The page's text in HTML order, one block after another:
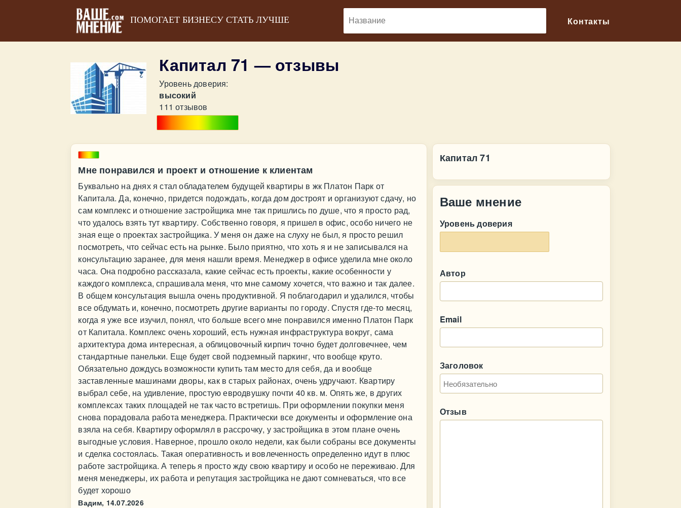
ПОМОГАЕТ БИЗНЕСУ СТАТЬ ЛУЧШЕ Контакты
Капитал 71 — отзывы
Уровень доверия:
высокий
111 отзывов
Мне понравился и проект и отношение к клиентам
Буквально на днях я стал обладателем будущей квартиры в жк Платон Парк от
Капитала. Да, конечно, придется подождать, когда дом достроят и организуют сдачу, но
сам комплекс и отношение застройщика мне так пришлись по душе, что я просто рад,
что удалось взять тут квартиру. Собственно говоря, я пришел в офис, особо ничего не
зная еще о проектах застройщика. У меня он даже на слуху не был, я просто решил
посмотреть, что сейчас есть на рынке. Было приятно, что хоть я и не записывался на
консультацию заранее, для меня нашли время. Менеджер в офисе уделила мне около
часа. Она подробно рассказала, какие сейчас есть проекты, какие особенности у
каждого комплекса, спрашивала меня, что мне самому хочется, что важно и так далее.
В общем консультация вышла очень продуктивной. Я поблагодарил и удалился, чтобы
все обдумать и, конечно, посмотреть другие варианты по городу. Спустя где-то месяц,
когда я уже все изучил, понял, что больше всего мне понравился именно Платон Парк
от Капитала. Комплекс очень хороший, есть нужная инфраструктура вокруг, сама
архитектура дома интересная, а облицовочный кирпич точно будет долговечнее, чем
стандартные панельки. Еще будет свой подземный паркинг, что вообще круто.
Обязательно дождусь возможности купить там место для себя, да и вообще
заставленные машинами дворы, как в старых районах, очень удручают. Квартиру
выбрал себе, на удивление, простую евродвушку почти 40 кв. м. Опять же, в других
комплексах таких площадей не так часто встретишь. При оформлении покупки меня
снова порадовала работа менеджера. Практически все документы и оформление она
взяла на себя. Квартиру оформлял в рассрочку, у застройщика в этом плане очень
выгодные условия. Наверное, прошло около недели, как были собраны все документы
и сделка состоялась. Такая оперативность и вовлеченность определенно идут в плюс
работе застройщика. А теперь я просто жду свою квартиру и особо не переживаю. Для
меня менеджеры, их работа и репутация застройщика не дают сомневаться, что все
будет хорошо
Вадим, 14.07.2026
Капитал 71
Ваше мнение
Уровень доверия
Автор
Email
Заголовок
Отзыв